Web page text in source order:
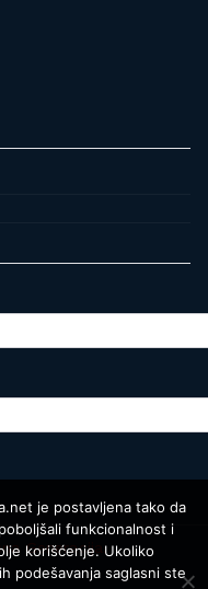
Generacija.
je postavljena tako da
funkcionalnost i
korišćenje. Ukoliko
podešavanja saglasni ste